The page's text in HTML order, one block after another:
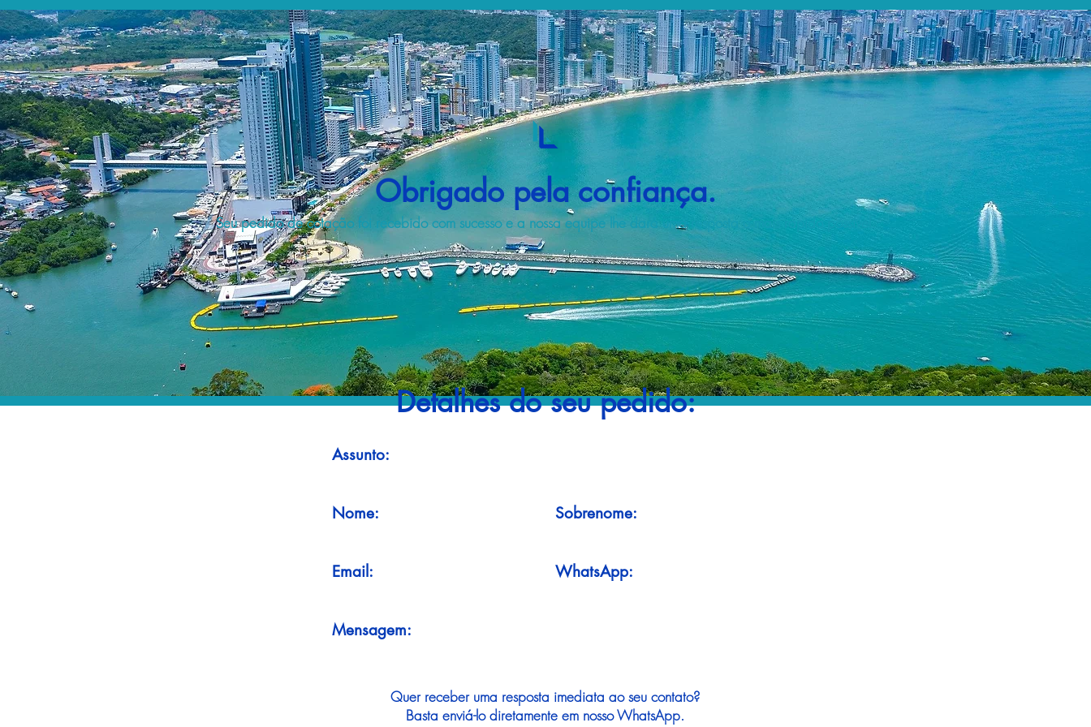
Obrigado pela confiança.
Seu pedido de cotação foi recebido com sucesso e a nossa equipe lhe dará uma resposta o mais rápido possível.
Detalhes do seu pedido:
Assunto:
Nome: Sobrenome:
Email: WhatsApp:
Mensagem:
Quer receber uma resposta imediata ao seu contato?
Basta enviá-lo diretamente em nosso WhatsApp.